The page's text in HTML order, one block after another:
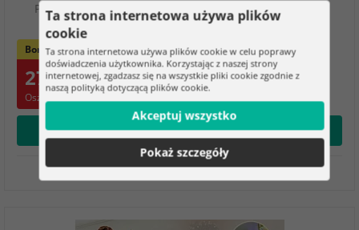
Piękna oryginalna dekoracja świąteczna, która od razu
tworzy ciepłą świąteczną atmosferę
Bomba cenowa
27.10 zł
Oszczędzasz 27.45 zł
Wybierz opcję
W magazynie
Ta strona internetowa używa plików
cookie
Ta strona internetowa używa plików cookie w celu poprawy
doświadczenia użytkownika. Korzystając z naszej strony
internetowej, zgadzasz się na wszystkie pliki cookie zgodnie z
naszą polityką dotyczącą plików cookie.
Akceptuj wszystko
Pokaż szczegóły